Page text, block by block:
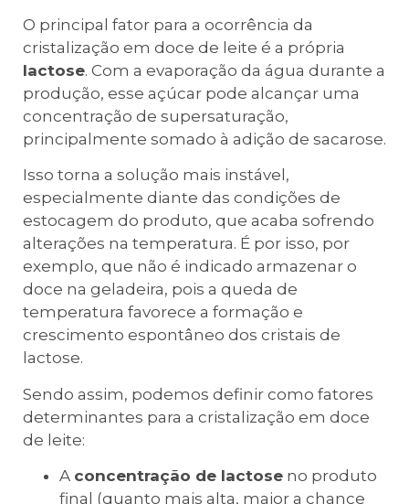
O principal fator para a ocorrência da
cristalização em doce de leite é a própria
lactose. Com a evaporação da água durante a
produção, esse açúcar pode alcançar uma
concentração de supersaturação,
principalmente somado à adição de sacarose.
Isso torna a solução mais instável,
especialmente diante das condições de
estocagem do produto, que acaba sofrendo
alterações na temperatura. É por isso, por
exemplo, que não é indicado armazenar o
doce na geladeira, pois a queda de
temperatura favorece a formação e
crescimento espontâneo dos cristais de
lactose.
Sendo assim, podemos definir como fatores
determinantes para a cristalização em doce
de leite:
A concentração de lactose no produto
final (quanto mais alta, maior a chance